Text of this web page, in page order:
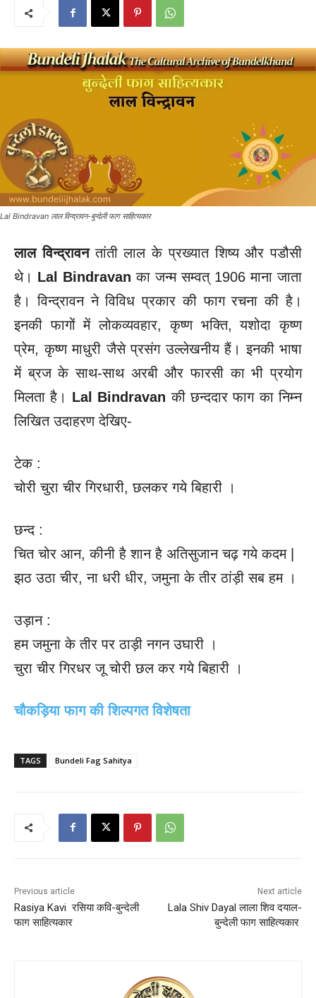
Lal Bindravan लाल विन्द्रावन-बुन्देली फाग साहित्यकार
लाल विन्द्रावनतांती लाल के प्रख्यात शिष्य और पडौसी
थे। Lal Bindravan का जन्म सम्वत् 1906 माना जाता
है। विन्द्रावन ने विविध प्रकार की फाग रचना की है।
इनकी फागों में लोकव्यवहार, कृष्ण भक्ति, यशोदा कृष्ण
प्रेम, कृष्ण माधुरी जैसे प्रसंग उल्लेखनीय हैं। इनकी भाषा
में ब्रज के साथ-साथ अरबी और फारसी का भी प्रयोग
मिलता है। Lal Bindravan की छन्ददार फाग का निम्न
लिखित उदाहरण देखिए-
टेक :
चोरी चुरा चीर गिरधारी, छलकर गये बिहारी ।
छन्द :
चित चोर आन, कीनी है शान है अतिसुजान चढ़ गये कदम |
झठ उठा चीर, ना धरी धीर, जमुना के तीर ठांड़ी सब हम ।
उड़ान :
हम जमुना के तीर पर ठाड़ी नगन उघारी ।
चुरा चीर गिरधर जू चोरी छल कर गये बिहारी ।
चौकड़िया फाग की शिल्पगत विशेषता
TAGS Bundeli Fag Sahitya
Previous article
Rasiya Kavi रसिया कवि-बुन्देली
फाग साहित्यकार
Next article
Lala Shiv Dayal लाला शिव दयाल-
बुन्देली फाग साहित्यकार